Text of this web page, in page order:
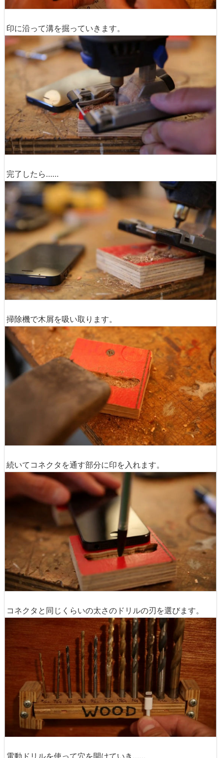
印に沿って溝を掘っていきます。
完了したら……
掃除機で木屑を吸い取ります。
続いてコネクタを通す部分に印を入れます。
コネクタと同じくらいの太さのドリルの刃を選びます。
電動ドリルを使って穴を開けていき……